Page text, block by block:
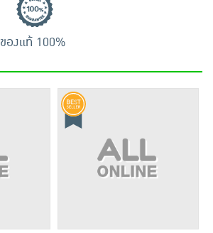
ของแท้ 100%